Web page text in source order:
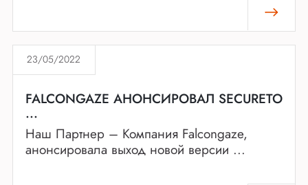
23/05/2022
FALCONGAZE АНОНСИРОВАЛ SECURETO
...
Наш Партнер – Компания Falcongaze,
анонсировала выход новой версии ...